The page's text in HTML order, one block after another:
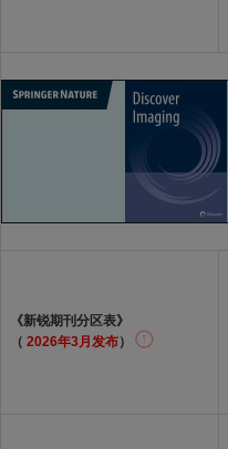
《新锐期刊分区表》
（ 2026年3月发布）